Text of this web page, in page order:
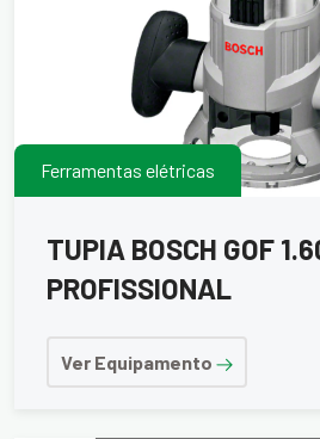
Ferramentas elétricas
TUPIA BOSCH GOF
PROFISSIONAL
Ver Equipamento